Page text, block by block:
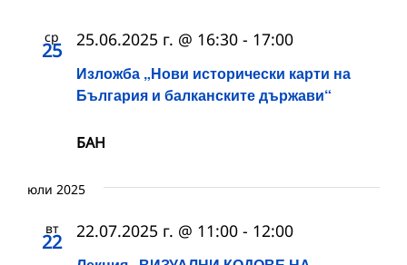
ср
25
Изложба „Нови исторически карти на
България и балканските държави“
25.06.2025 г. @ 16:30 - 17:00
БАН
юли 2025
вт
22 22.07.2025 г. @ 11:00 - 12:00